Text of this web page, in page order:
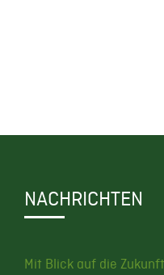
NACHRICHTEN
Mit Blick auf die